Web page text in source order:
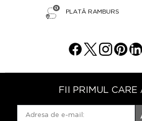
PLATĂ RAMBURS
FII PRIMUL CARE